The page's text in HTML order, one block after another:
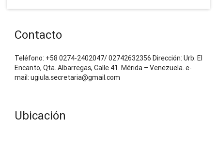
Contacto
Teléfono: +58 0274-2402047/ 02742632356 Dirección: Urb. El
Encanto, Qta. Albarregas, Calle 41. Mérida – Venezuela. e-
mail: ugiula.secretaria@gmail.com
Ubicación